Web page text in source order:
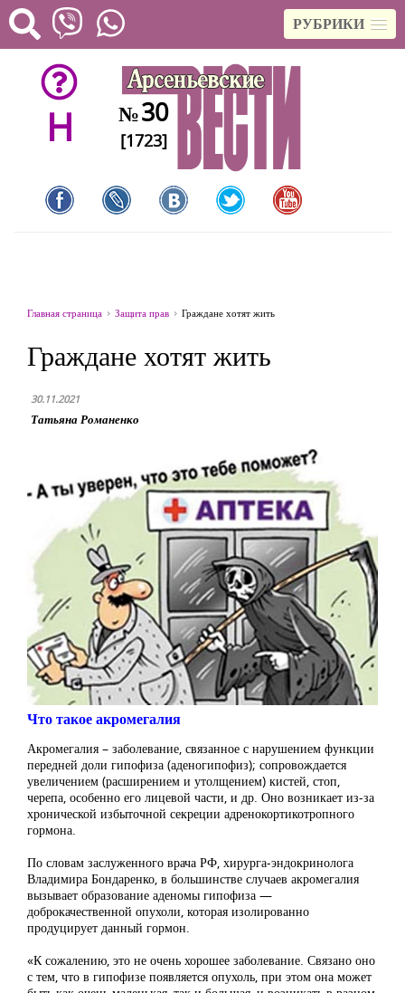
РУБРИКИ
H №30
[1723]
Главная страница Защита прав Граждане хотят жить
Граждане хотят жить
30.11.2021
Татьяна Романенко
Что такое акромегалия
Акромегалия – заболевание, связанное с нарушением функции
передней доли гипофиза (аденогипофиз); сопровождается
увеличением (расширением и утолщением) кистей, стоп,
черепа, особенно его лицевой части, и др. Оно возникает из-за
хронической избыточной секреции адренокортикотропного
гормона.
По словам заслуженного врача РФ, хирурга-эндокринолога
Владимира Бондаренко, в большинстве случаев акромегалия
вызывает образование аденомы гипофиза —
доброкачественной опухоли, которая изолированно
продуцирует данный гормон.
«К сожалению, это не очень хорошее заболевание. Связано оно
с тем, что в гипофизе появляется опухоль, при этом она может